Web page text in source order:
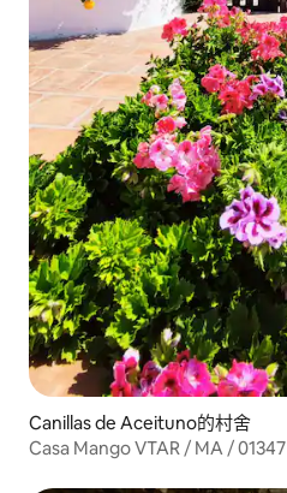
Canillas de Aceituno的村舍
Casa Mango VTAR / MA / 01347